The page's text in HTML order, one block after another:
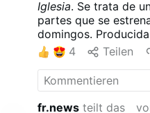
Iglesia. Se trata de
partes que se
domingos.
General de la
película sigue a los
colegios, misiones
en todo el mundo.
vocación sacerdotal
4 Teilen
fr.news teilt das